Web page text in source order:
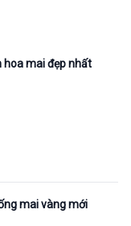
hoa mai đẹp nhất
mai vàng mới